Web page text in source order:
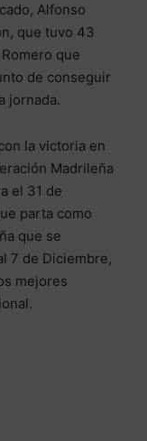
Alfonso
que tuvo 43
que
de conseguir
jornada.
la victoria en
Madrileña
el 31 de
parta como
que se
7 de Diciembre,
mejores